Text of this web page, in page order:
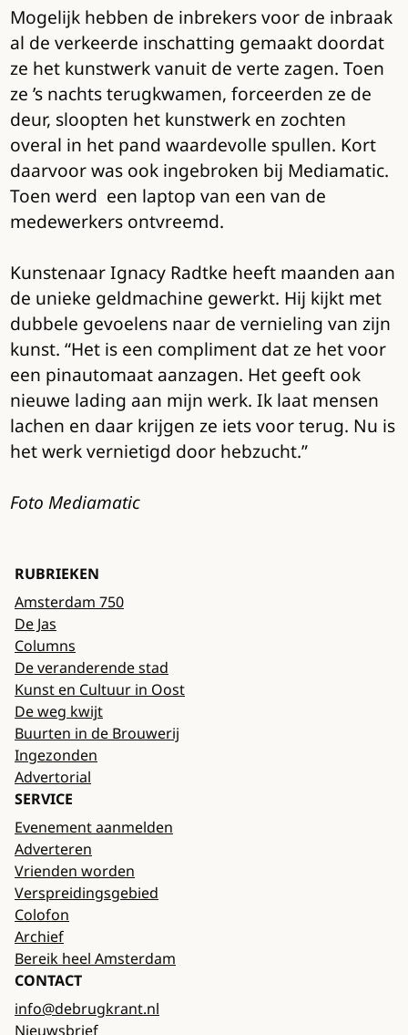
Mogelijk hebben de inbrekers voor de inbraak
al de verkeerde inschatting gemaakt doordat
ze het kunstwerk vanuit de verte zagen. Toen
ze ’s nachts terugkwamen, forceerden ze de
deur, sloopten het kunstwerk en zochten
overal in het pand waardevolle spullen. Kort
daarvoor was ook ingebroken bij Mediamatic.
Toen werd een laptop van een van de
medewerkers ontvreemd.
Kunstenaar Ignacy Radtke heeft maanden aan
de unieke geldmachine gewerkt. Hij kijkt met
dubbele gevoelens naar de vernieling van zijn
kunst. “Het is een compliment dat ze het voor
een pinautomaat aanzagen. Het geeft ook
nieuwe lading aan mijn werk. Ik laat mensen
lachen en daar krijgen ze iets voor terug. Nu is
het werk vernietigd door hebzucht.”
Foto Mediamatic
RUBRIEKEN
Amsterdam 750
De Jas
Columns
De veranderende stad
Kunst en Cultuur in Oost
De weg kwijt
Buurten in de Brouwerij
Ingezonden
Advertorial
SERVICE
Evenement aanmelden
Adverteren
Vrienden worden
Verspreidingsgebied
Colofon
Archief
Bereik heel Amsterdam
CONTACT
info@debrugkrant.nl
Nieuwsbrief